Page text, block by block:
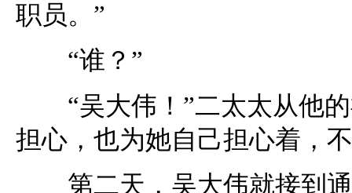
职员。”
“谁？”
“吴大伟！”二太太从他的
担心，也为她自己担心着，
第二天，吴大伟就接到通